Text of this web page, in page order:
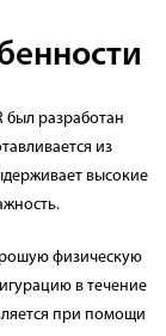
разработан
из
высокие
физическую
в течение
при помощи